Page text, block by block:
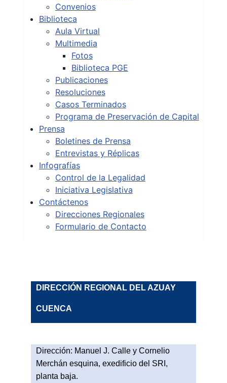
Convenios
Biblioteca
Aula Virtual
Multimedia
Fotos
Biblioteca PGE
Publicaciones
Resoluciones
Casos Terminados
Programa de Preservación de Capital
Prensa
Boletines de Prensa
Entrevistas y Réplicas
Infografías
Control de la Legalidad
Iniciativa Legislativa
Contáctenos
Direcciones Regionales
Formulario de Contacto
DIRECCIÓN REGIONAL DEL AZUAY
CUENCA
Dirección: Manuel J. Calle y Cornelio
Merchán esquina, exedificio del SRI,
planta baja.